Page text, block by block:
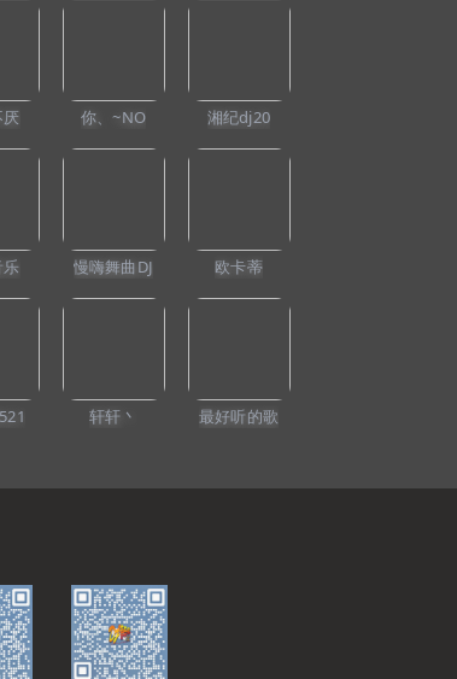
仔【2025
魅力车载
507
酷音车载-伤感扎心
你、~NO 湘纪dj20
慢嗨舞曲DJ 欧卡蒂
轩轩丶 最好听的歌